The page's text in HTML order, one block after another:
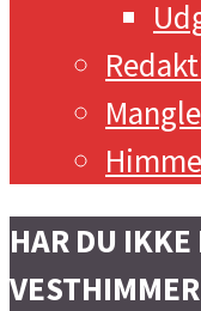
HAR DU